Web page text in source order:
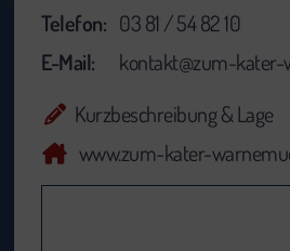
Telefon: 03 81 / 54 82 10
E-Mail:
kontakt@zum-
Kurzbeschreibung & Lage
www.zum-kater-